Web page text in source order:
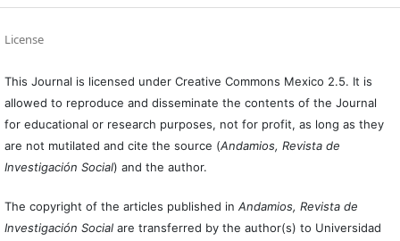
License
This Journal is licensed under Creative Commons Mexico 2.5. It is
allowed to reproduce and disseminate the contents of the Journal
for educational or research purposes, not for profit, as long as they
are not mutilated and cite the source (Andamios, Revista de
Investigación Social) and the author.
The copyright of the articles published in Andamios, Revista de
Investigación Socialare transferred by the author(s) to Universidad